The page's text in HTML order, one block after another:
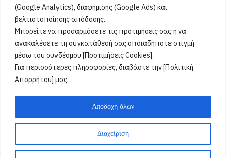
(Google Analytics), διαφήμισης (Google Ads) και
βελτιστοποίησης απόδοσης.
Μπορείτε να προσαρμόσετε τις προτιμήσεις σας ή να
ανακαλέσετε τη συγκατάθεσή σας οποιαδήποτε στιγμή
μέσω του συνδέσμου [Προτιμήσεις Cookies].
Για περισσότερες πληροφορίες, διαβάστε την [Πολιτική
Απορρήτου] μας.
Διαχείριση
Αποδοχή όλων
Πολιτική Ορθής Χρήσης
Email : info@acharnestimes.gr